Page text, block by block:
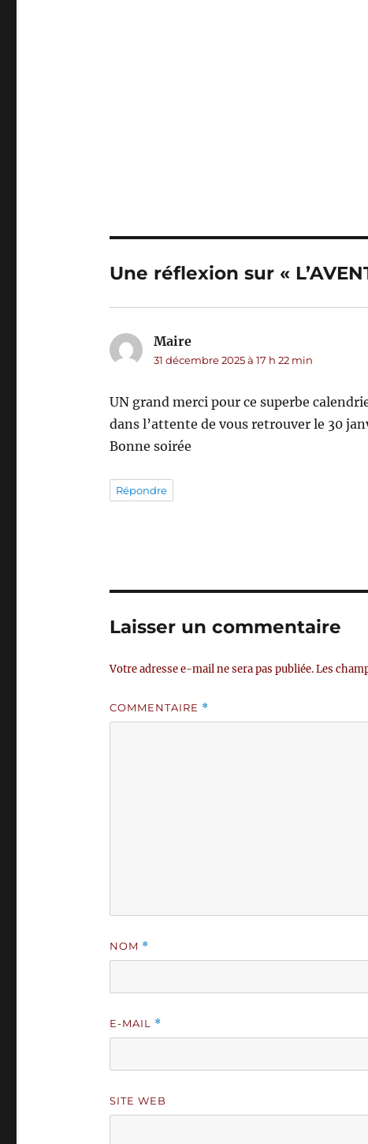
Une réflexion sur «
Maire
31 décembre 2025 à 17 h 22 min
UN grand merci pour ce superbe
dans l’attente de vous retrouver le 30
Bonne soirée
Répondre
Laisser un commentaire
Votre adresse e-mail ne sera pas publiée.Les
COMMENTAIRE *
NOM *
E-MAIL *
SITE WEB